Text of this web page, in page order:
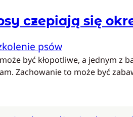
czepiają się
psów
być kłopotliwe, a jednym z
Zachowanie to może być